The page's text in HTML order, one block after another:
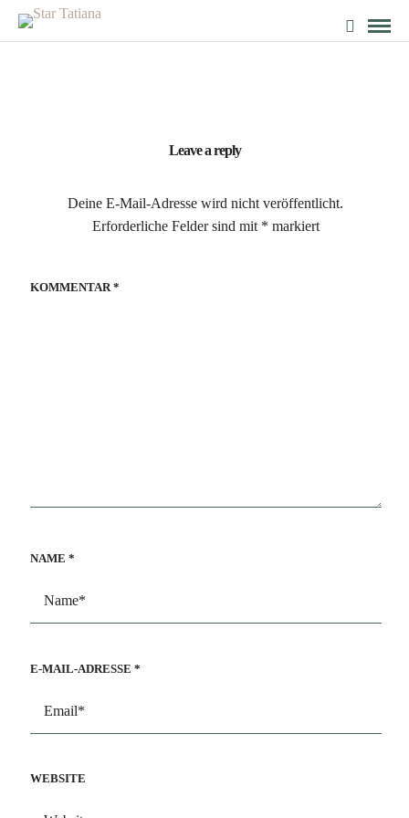
Leave a reply
Deine E-Mail-Adresse wird nicht veröffentlicht.
Erforderliche Felder sind mit * markiert
KOMMENTAR *
NAME *
E-MAIL-ADRESSE *
WEBSITE